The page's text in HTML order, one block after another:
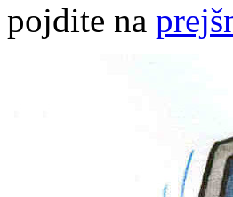
pojdite na